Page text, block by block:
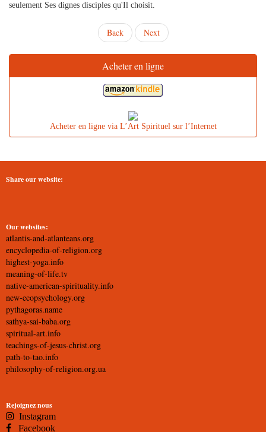
seulement Ses dignes disciples qu'Il choisit.
Back Next
Acheter en ligne
Acheter en ligne via L’Art Spirituel sur l’Internet
Share our website:
Our websites:
atlantis-and-atlanteans.org
encyclopedia-of-religion.org
highest-yoga.info
meaning-of-life.tv
native-american-spirituality.info
new-ecopsychology.org
pythagoras.name
sathya-sai-baba.org
spiritual-art.info
teachings-of-jesus-christ.org
path-to-tao.info
philosophy-of-religion.org.ua
Rejoignez nous
Instagram
Facebook